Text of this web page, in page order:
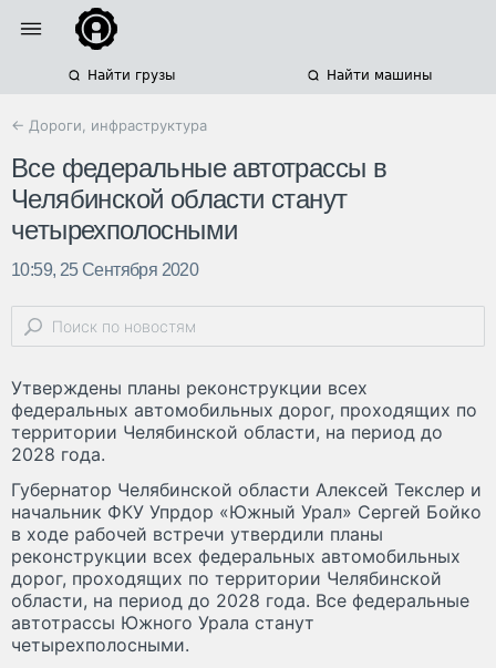
Найти грузы Найти машины
← Дороги, инфраструктура
Все федеральные автотрассы в
Челябинской области станут
четырехполосными
10:59, 25 Сентября 2020
Утверждены планы реконструкции всех
федеральных автомобильных дорог, проходящих по
территории Челябинской области, на период до
2028 года.
Губернатор Челябинской области Алексей Текслер и
начальник ФКУ Упрдор «Южный Урал» Сергей Бойко
в ходе рабочей встречи утвердили планы
реконструкции всех федеральных автомобильных
дорог, проходящих по территории Челябинской
области, на период до 2028 года. Все федеральные
автотрассы Южного Урала станут
четырехполосными.